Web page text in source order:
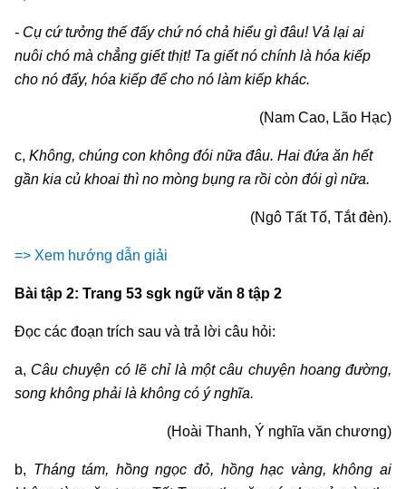
- Cụ cứ tưởng thế đấy chứ nó chả hiểu gì đâu! Vả lại ai
nuôi chó mà chẳng giết thịt! Ta giết nó chính là hóa kiếp
cho nó đấy, hóa kiếp để cho nó làm kiếp khác.
(Nam Cao, Lão Hạc)
c, Không, chúng con không đói nữa đâu. Hai đứa ăn hết
gần kia củ khoai thì no mòng bụng ra rồi còn đói gì nữa.
(Ngô Tất Tố, Tắt đèn).
=> Xem hướng dẫn giải
Bài tập 2: Trang 53 sgk ngữ văn 8 tập 2
Đọc các đoạn trích sau và trả lời câu hỏi:
a, Câu chuyện có lẽ chỉ là một câu chuyện hoang đường,
song không phải là không có ý nghĩa.
(Hoài Thanh, Ý nghĩa văn chương)
b, Tháng tám, hồng ngọc đỏ, hồng hạc vàng, không ai